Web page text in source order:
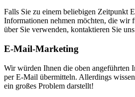
Falls Sie zu einem beliebigen Zeitpunkt
Informationen nehmen möchten, die wir
über Sie verwenden, kontaktieren Sie
E-Mail-Marketing
Wir würden Ihnen die oben angeführten
per E-Mail übermitteln. Allerdings
ein großes Problem darstellt!